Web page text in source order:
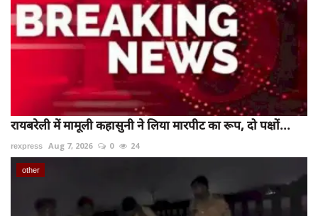
रायबरेली में मामूली कहासुनी ने लिया मारपीट का रूप, दो पक्षों...
rexpress Aug 7, 2026 0 24
other